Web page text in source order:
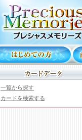
一覧から探す
カードを検索する